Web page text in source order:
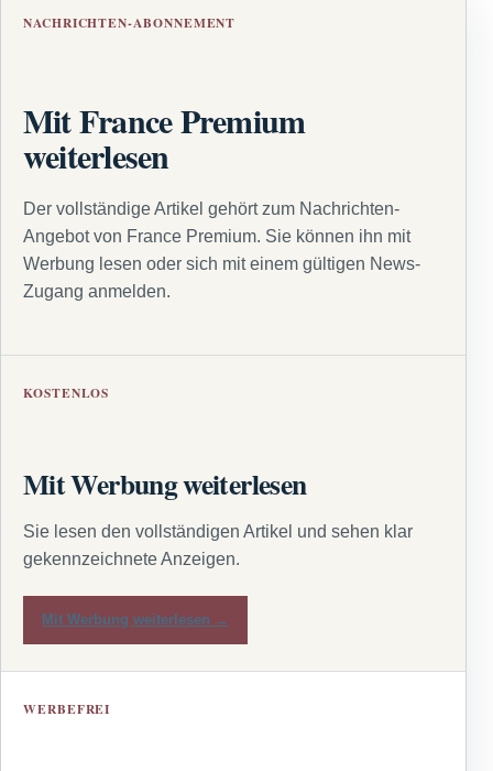
NACHRICHTEN-ABONNEMENT
Mit France Premium
weiterlesen
Der vollständige Artikel gehört zum Nachrichten-
Angebot von France Premium. Sie können ihn mit
Werbung lesen oder sich mit einem gültigen News-
Zugang anmelden.
KOSTENLOS
Mit Werbung weiterlesen
Sie lesen den vollständigen Artikel und sehen klar
gekennzeichnete Anzeigen.
Mit Werbung weiterlesen →
WERBEFREI